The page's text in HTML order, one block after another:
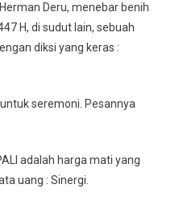
Celaka!”
Menimbang
Pesan
Deru
Narasi
“Sesat”
Deru, menebar benih
H, di sudut lain, sebuah
diksi yang keras :
seremoni. Pesannya
adalah harga mati yang
uang : Sinergi.